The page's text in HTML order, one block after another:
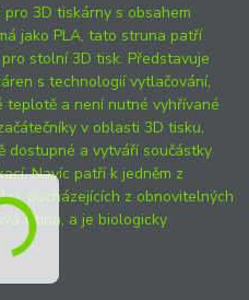
3D tiskárny s obsahem
jako PLA, tato struna patří
stolní 3D tisk. Představuje
s technologií vytlačování,
teplotě a není nutné vyhřívané
v oblasti 3D tisku,
dostupné a vytváří součástky
Navíc patří k jedněm z
pocházejících z obnovitelných
třtina, a je biologicky